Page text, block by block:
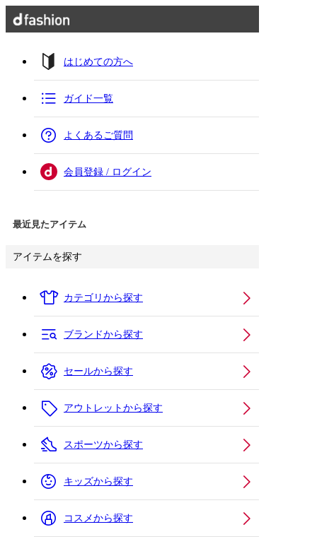
はじめての方へ
ガイド一覧
よくあるご質問
会員登録 / ログイン
最近見たアイテム
アイテムを探す
カテゴリから探す
ブランドから探す
セールから探す
アウトレットから探す
スポーツから探す
キッズから探す
コスメから探す